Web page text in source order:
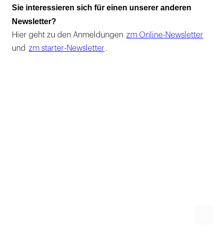
Sie interessieren sich für einen unserer anderen
Newsletter?
Hier geht zu den Anmeldungen zm Online-Newsletter
und zm starter-Newsletter .